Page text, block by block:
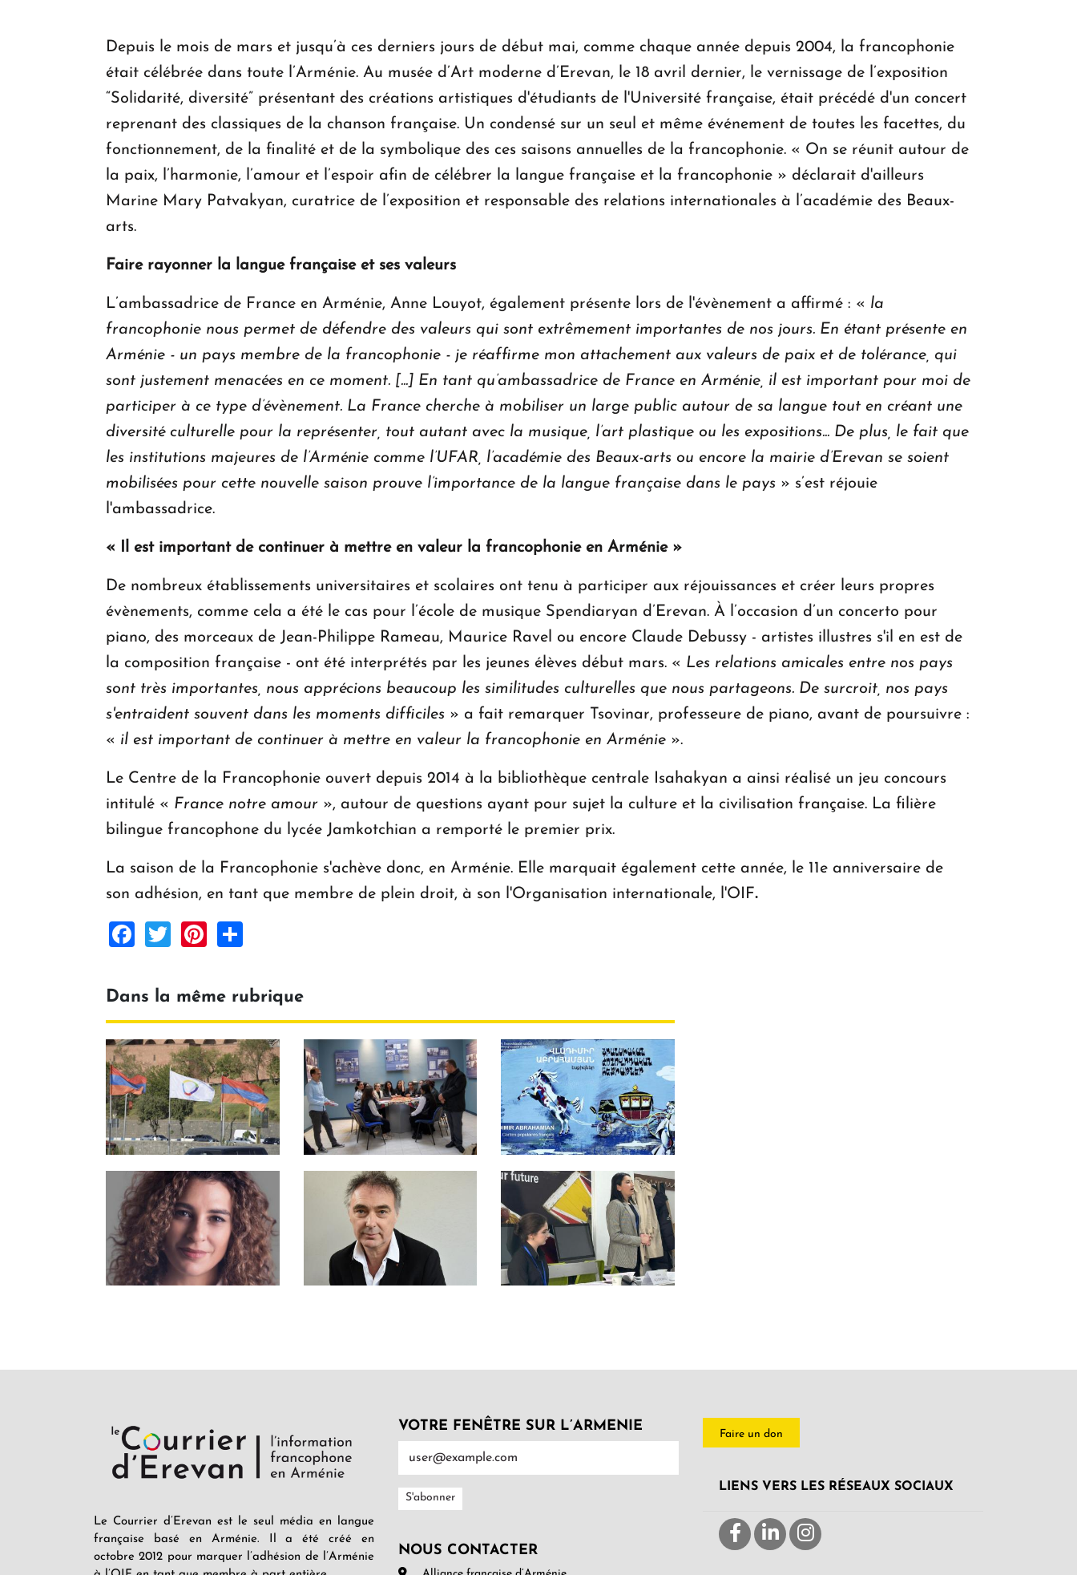
Depuis le mois de mars et jusqu’à ces derniers jours de début mai, comme chaque année depuis 2004, la francophonie
était célébrée dans toute l’Arménie. Au musée d’Art moderne d’Erevan, le 18 avril dernier, le vernissage de l’exposition
“Solidarité, diversité” présentant des créations artistiques d'étudiants de l'Université française, était précédé d'un concert
reprenant des classiques de la chanson française. Un condensé sur un seul et même événement de toutes les facettes, du
fonctionnement, de la finalité et de la symbolique des ces saisons annuelles de la francophonie. « On se réunit autour de
la paix, l’harmonie, l’amour et l’espoir afin de célébrer la langue française et la francophonie » déclarait d'ailleurs
Marine Mary Patvakyan, curatrice de l’exposition et responsable des relations internationales à l’académie des Beaux-
arts.
Faire rayonner la langue française et ses valeurs
L’ambassadrice de France en Arménie, Anne Louyot, également présente lors de l'évènement a affirmé : « la
francophonie nous permet de défendre des valeurs qui sont extrêmement importantes de nos jours. En étant présente en
Arménie - un pays membre de la francophonie - je réaffirme mon attachement aux valeurs de paix et de tolérance, qui
sont justement menacées en ce moment. [...] En tant qu’ambassadrice de France en Arménie, il est important pour moi de
participer à ce type d’évènement. La France cherche à mobiliser un large public autour de sa langue tout en créant une
diversité culturelle pour la représenter, tout autant avec la musique, l’art plastique ou les expositions... De plus, le fait que
les institutions majeures de l’Arménie comme l’UFAR, l’académie des Beaux-arts ou encore la mairie d’Erevan se soient
mobilisées pour cette nouvelle saison prouve l’importance de la langue française dans le pays » s’est réjouie
l'ambassadrice.
« Il est important de continuer à mettre en valeur la francophonie en Arménie »
De nombreux établissements universitaires et scolaires ont tenu à participer aux réjouissances et créer leurs propres
évènements, comme cela a été le cas pour l’école de musique Spendiaryan d’Erevan. À l’occasion d’un concerto pour
piano, des morceaux de Jean-Philippe Rameau, Maurice Ravel ou encore Claude Debussy - artistes illustres s'il en est de
la composition française - ont été interprétés par les jeunes élèves début mars. « Les relations amicales entre nos pays
sont très importantes, nous apprécions beaucoup les similitudes culturelles que nous partageons. De surcroit, nos pays
s'entraident souvent dans les moments difficiles » a fait remarquer Tsovinar, professeure de piano, avant de poursuivre :
« il est important de continuer à mettre en valeur la francophonie en Arménie ».
Le Centre de la Francophonie ouvert depuis 2014 à la bibliothèque centrale Isahakyan a ainsi réalisé un jeu concours
intitulé « France notre amour », autour de questions ayant pour sujet la culture et la civilisation française. La filière
bilingue francophone du lycée Jamkotchian a remporté le premier prix.
La saison de la Francophonie s'achève donc, en Arménie. Elle marquait également cette année, le 11e anniversaire de
son adhésion, en tant que membre de plein droit, à son l'Organisation internationale, l'OIF.
Facebook
TwitterPinterest
Dans la même rubrique
Le Courrier d’Erevan est le seul média en langue
française basé en Arménie. Il a été créé en
octobre 2012 pour marquer l’adhésion de l’Arménie
VOTRE FENÊTRE SUR L’ARMENIE
NOUS CONTACTER
Faire un don
LIENS VERS LES RÉSEAUX SOCIAUX